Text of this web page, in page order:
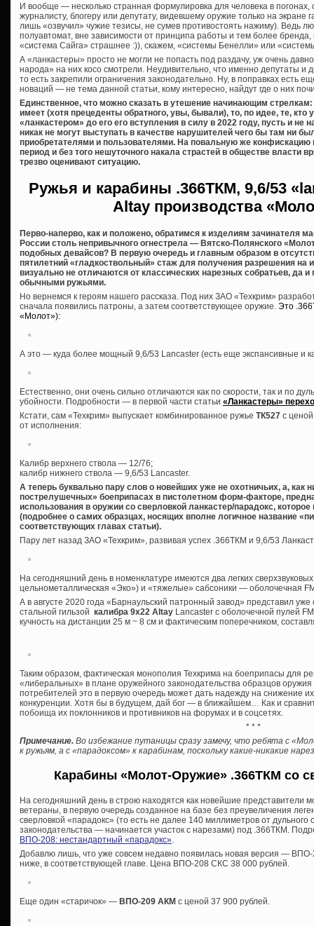
И вообще — несколько странная формулировка для человека в
журналисту, блогеру или депутату, видевшему оружие только на экране
лишь «озвучил» чужие тезисы, не сумев противостоять нажиму). Ведь
полуавтомат, вне зависимости от принципа работы и тем более
«система Сайга» страшнее :)), скажем, «системы Бенелли» или
А «ланкастеры» просто не могли не попасть под раздачу, уж очень
народа» на них косо смотрели. Неудивительно, что именно депутаты и
то есть закрепили ограничения законодательно. Ну, в поправках есть
новаций — не тема данной статьи, кому интересно, найдут где о них
Единственное, что можно сказать в утешение начинающим
имеет (хотя прецеденты обратного, увы, бывали), то, по идее, те, кто
«ланкастером» до его его вступления в силу в 2022 году, пусть и не
никак не могут выступать в качестве нарушителей чего бы там ни
приобретателями и пользователями. На повальную же конфискацию
период и без того нешуточного накала страстей в обществе власти
трезво оценивают ситуацию.
Ружья и карабины .366ТКМ, 9,6/53
Altay производства
Перво-наперво, как и положено, обратимся к изделиям зачинателя
России столь непривычного огнестрела — Вятско-Полянского
подобных девайсов? В первую очередь и главным образом в
пятилетний «гладкоствольный» стаж для получения разрешения на
визуально не отличаются от классических нарезных собратьев, да
обычными ружьями.
Но вернемся к героям нашего рассказа. Под них ЗАО «Техкрим»
сначала появились патроны, а затем соответствующее оружие. Это
«Молот»):
А это — куда более мощный 9,6/53 Lancaster (есть еще экспансивные и
Естественно, они очень сильно отличаются как по скорости, так и по
убойности. Подробности — в первой части статьи «Ланкастеры»
Кстати, сам «Техкрим» выпускает комбинированное ружье ТК527 с
от исполнения:
Калибр верхнего ствола — 12/76;
калибр нижнего ствола — 9,6/53 Lancaster.
А теперь буквально пару слов о новейших уже не охотничьих, а, как
пострелушечных» боеприпасах в пистолетном форм-факторе,
использования в оружии со сверловкой ланкастер/парадокс,
(подробнее о самих образцах, носящих вполне логичное название
соответствующих главах статьи).
Пару лет назад ЗАО «Техкрим», развивая успех .366ТКМ и 9,6/53
На сегодняшний день в номенклатуре имеются два легких
цельнометаллическая «Эко») и «тяжелые» сабсоники — оболочечная
А в августе 2020 года «Барнаульский патронный завод» представил
стальной гильзой калибра 9х22 Altay Lancaster с оболочечной пулей
кучность на дистанции 25 м ~ 8 см и фактическим поперечником,
Таким образом, фактическая монополия Техкрима на боеприпасы для
«либеральных» в плане оружейного законодательства образцов
потребителей это в первую очередь может дать надежду на снижение
конкуренции. Хотя бы в будущем, дай бог — в ближайшем… Как и
побоища их поклонников и противников на форумах и в соцсетях.
* * *
Примечание. Во избежание путаницы сразу замечу, что ребята с
к ружьям, а с «парадоксом» к карабинам, поскольку какие-никакие
Карабины «Молот-Оружие» .366ТКМ со
На сегодняшний день в строю находятся как новейшие представители
ветераны, в первую очередь созданное на базе без преувеличения
сверловкой «парадокс» (то есть не далее 140 миллиметров от
законодательства — начинается участок с нарезами) под .366ТКМ.
ВПО-208: нестандартный «парадокс».
Добавлю лишь, что уже совсем недавно появилась новая версия —
ниже, в соответствующей главе. Цена ВПО-208 СКС 38 000 рублей.
Еще один «старичок» — ВПО-209 АКМ с ценой 37 900 рублей.